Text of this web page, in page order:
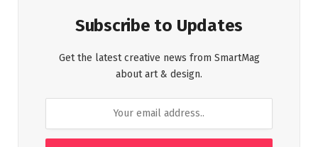
Subscribe to Updates
Get the latest creative news from SmartMag
about art & design.